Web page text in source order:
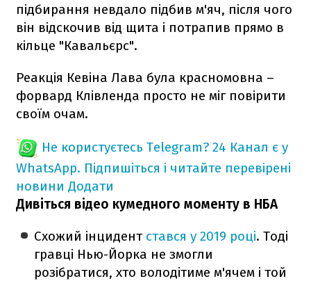
підбирання невдало підбив м'яч, після чого
він відскочив від щита і потрапив прямо в
кільце "Кавальєрс".
Реакція Кевіна Лава була красномовна –
форвард Клівленда просто не міг повірити
своїм очам.
Не користуєтесь Telegram? 24 Канал є у
WhatsApp. Підпишіться і читайте перевірені
новини Додати
Дивіться відео кумедного моменту в НБА
Схожий інцидентстався у 2019 році. Тоді
гравці Нью-Йорка не змогли
розібратися, хто володітиме м'ячем і той